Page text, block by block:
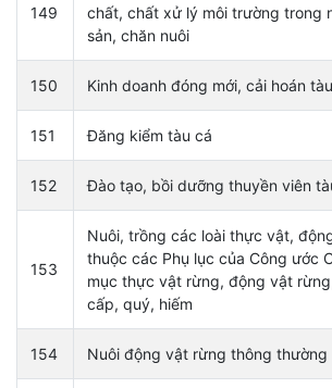
149
chất, chất xử lý môi trường trong
sản, chăn nuôi
150 Kinh doanh đóng mới, cải hoán
151 Đăng kiểm tàu cá
152 Đào tạo, bồi dưỡng thuyền viên
153
Nuôi, trồng các loài thực vật,
thuộc các Phụ lục của Công ước
mục thực vật rừng, động vật
cấp, quý, hiếm
154 Nuôi động vật rừng thông thường